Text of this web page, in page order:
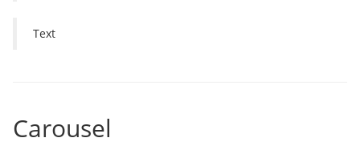
Text
Carousel